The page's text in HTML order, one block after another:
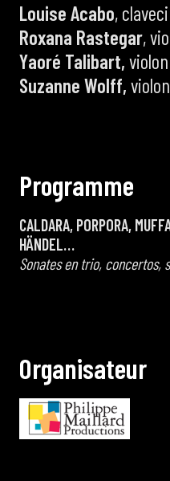
Louise Acabo,
Roxana Rastegar,
Yaoré Talibart, violon
Suzanne Wolff,
Programme
CALDARA, PORPORA,
HÄNDEL…
Sonates en trio, concertos,
Organisateur